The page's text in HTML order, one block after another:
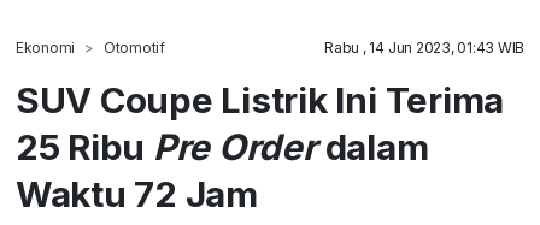
Ekonomi Otomotif Rabu , 14 Jun 2023, 01:43 WIB
SUV Coupe Listrik Ini Terima
25 Ribu Pre Orderdalam
Waktu 72 Jam